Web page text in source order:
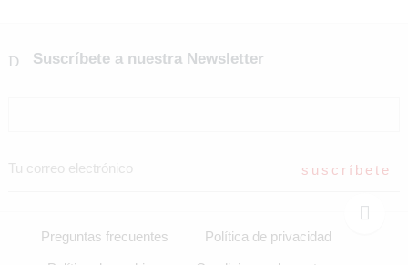
Suscríbete a nuestra Newsletter
Preguntas frecuentes Política de privacidad